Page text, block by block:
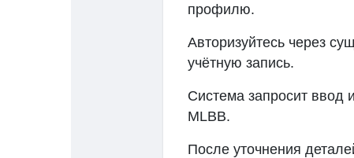
профилю.
Авторизуйтесь через
учётную запись.
Система запросит ввод
MLBB.
После уточнения